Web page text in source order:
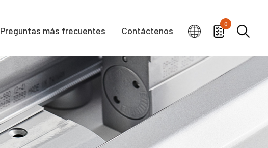
0
Preguntas más frecuentes Contáctenos